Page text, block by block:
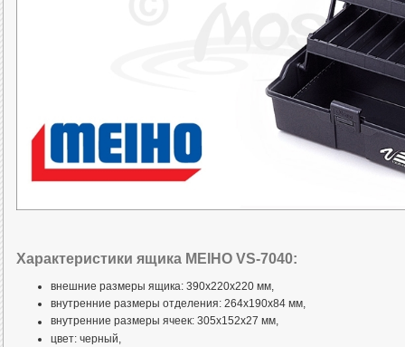
Характеристики ящика MEIHO VS-7040:
внешние размеры ящика: 390x220x220 мм,
внутренние размеры отделения: 264x190x84 мм,
внутренние размеры ячеек: 305x152x27 мм,
цвет: черный,